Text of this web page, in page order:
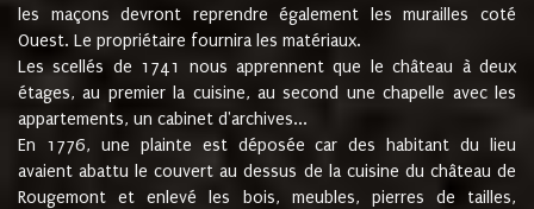
les maçons devront reprendre également les murailles coté
Ouest. Le propriétaire fournira les matériaux.
Les scellés de 1741 nous apprennent que le château à deux
étages, au premier la cuisine, au second une chapelle avec les
appartements, un cabinet d'archives...
En 1776, une plainte est déposée car des habitant du lieu
avaient abattu le couvert au dessus de la cuisine du château de
Rougemont et enlevé les bois, meubles, pierres de tailles,